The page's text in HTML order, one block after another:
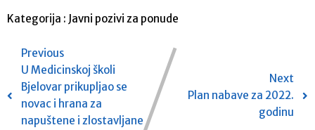
Kategorija : Javni pozivi za ponude
Previous
U Medicinskoj školi
Bjelovar prikupljao se
novac i hrana za
napuštene i zlostavljane
Next
Plan nabave za 2022.
godinu